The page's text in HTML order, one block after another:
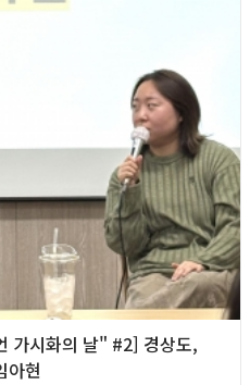
가시화의 날" #2] 경상도,
아현